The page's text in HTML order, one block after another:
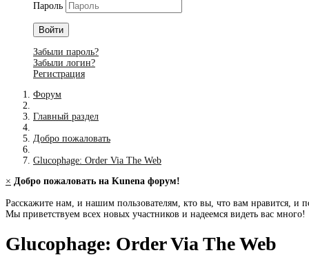
Пароль
Войти
Забыли пароль?
Забыли логин?
Регистрация
Форум
Главный раздел
Добро пожаловать
Glucophage: Order Via The Web
× Добро пожаловать на Kunena форум!
Расскажите нам, и нашим пользователям, кто вы, что вам нравится, и
Мы приветствуем всех новых участников и надеемся видеть вас много!
Glucophage: Order Via The Web